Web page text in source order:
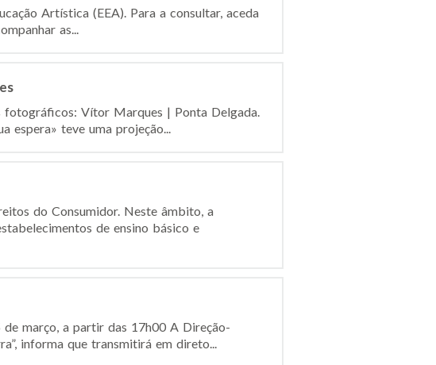
Artística (EEA). Para a consultar, aceda
as...
fotográficos: Vítor Marques | Ponta Delgada.
espera» teve uma projeção...
do Consumidor. Neste âmbito, a
de ensino básico e
março, a partir das 17h00 A Direção-
informa que transmitirá em direto...